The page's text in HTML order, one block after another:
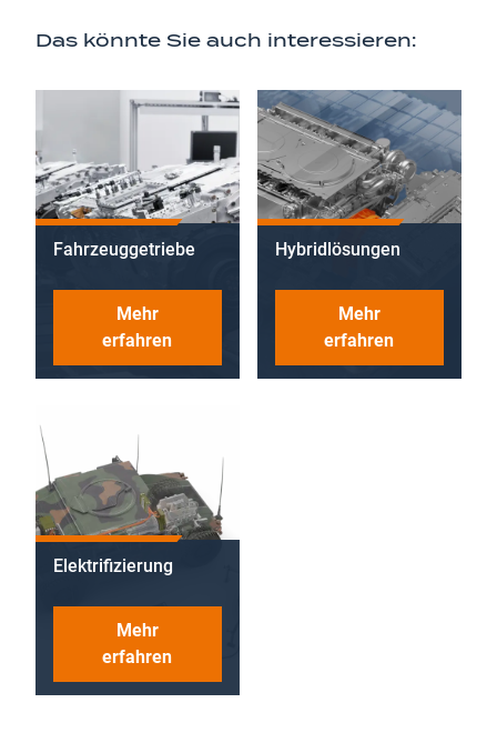
Das könnte Sie auch interessieren:
Fahrzeuggetriebe
Mehr
erfahren
Hybridlösungen
Mehr
erfahren
Elektrifizierung
Mehr
erfahren